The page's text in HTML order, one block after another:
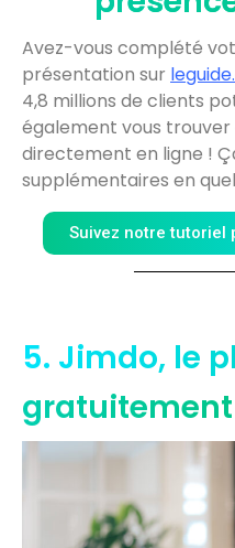
Avez-vous complété
présentation sur
4,8 millions de clients
également vous
directement en ligne !
supplémentaires en
Suivez notre tutoriel
5. Jimdo, le
gratuitement